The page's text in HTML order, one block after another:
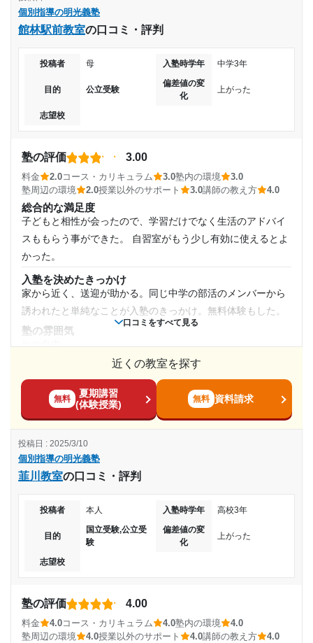
題をこなすような感じだったようで。成績が下がってし
まった
志望校と合格状況
第一志望校：
第三志望校：
2023年3月〜通塾中 (投稿日時点)
入塾時の学年
小学4年
受講コース
通年
通塾頻度
週2日
1日あたりの授業時間
2時間～3時間未満
月額料金
目的の達成度
目的の達成理由
勉強に取り組む姿勢がかわったのと、成績が上がったの
わっていないため
志望校と合格状況
第三志望校：
個別指導の明光義塾 北茨城教室の口コミをもっと見る
個別指導ということもあり、値段はやはり高いです。しかし
授業のコマ数によってお得なプランなども用意されている点
コース・カリキュラム
コースが何かがわからないが、自分の受けた講習(春期講習・
夏期講習・冬期講習)はとてもよかったです。
講師の教え方
こまめにあり、今後の目標も立てやすかったです。
塾内の環境
端の席だとやはりエアコンの風が届きにくく、夏は暑く冬は
寒い事がある。仕方ない物ではあるが小さな虫が多い。
塾周辺の環境
近くのイオンが潰れてしまい駐輪場が利用できなくなってし
まった。隣のダンススクールの音が壁際の席だと聞こえてき
授業以外のサポート
(相談・面談、家庭学習のサポート、授業以外のコミュニケーション等)
二者面談・三者面談がこまめにあり、今後の学習目標が立て
やすくとてもいい取り組みだと思いました。
2022年7月〜通塾中 (投稿日時点)
中学3年
通年,春期講習,夏期講習,冬期講習
通塾頻度
週1日
1日あたりの授業時間
口コミをすべて見る
個別指導の明光義塾
館林駅前教室の口コミ・評判
投稿者 母 入塾時学年 中学3年
目的 公立受験
偏差値の変
化
上がった
志望校
塾の評価 3.00
料金 2.0コース・カリキュラム 3.0塾内の環境
3.0
塾周辺の環境
2.0授業以外のサポート 3.0講師の教え方 4.0
総合的な満足度
子どもと相性が会ったので、学習だけでなく生活のアドバイ
スももらう事ができた。 自習室がもう少し有効に使えるとよ
かった。
入塾を決めたきっかけ
家から近く、送迎が助かる。同じ中学の部活のメンバーから
誘われたと単純なことが入塾のきっかけ。無料体験もした。
塾の雰囲気
個別指導なので、少しお高いのは仕方ないのかと思ったが、2
人塾に通わせるとしたら、本当に大変だな、と率直に感じて
しまいました。
３教科以外の理科、社会についても分からないと教えてもら
ったり、定期テストでその問題が出て助かっていた様子があ
った。
気の合う先生をお願いする事ができて、勉強が分かりやすか
ったことと、やる気に繋がった様子が感じられた。
普通だと思います。夏、エアコンも効いていたようですし、
で、換気や他の対策については正直よく分かりません。
塾周辺の環境
駅前なので、夜でも人がいたから暗い中で1人で帰る、迎えを
近くの教室を探す
無料
夏期講習
(体験授業)
無料 資料請求
個別指導の明光義塾
韮川教室の口コミ・評判
投稿日 : 2025/3/10
投稿者 本人 入塾時学年 高校3年
目的
国立受験,公立受
験
偏差値の変
化
上がった
志望校
塾の評価 4.00
料金 4.0コース・カリキュラム 4.0塾内の環境
4.0
塾周辺の環境
4.0授業以外のサポート 4.0講師の教え方 4.0